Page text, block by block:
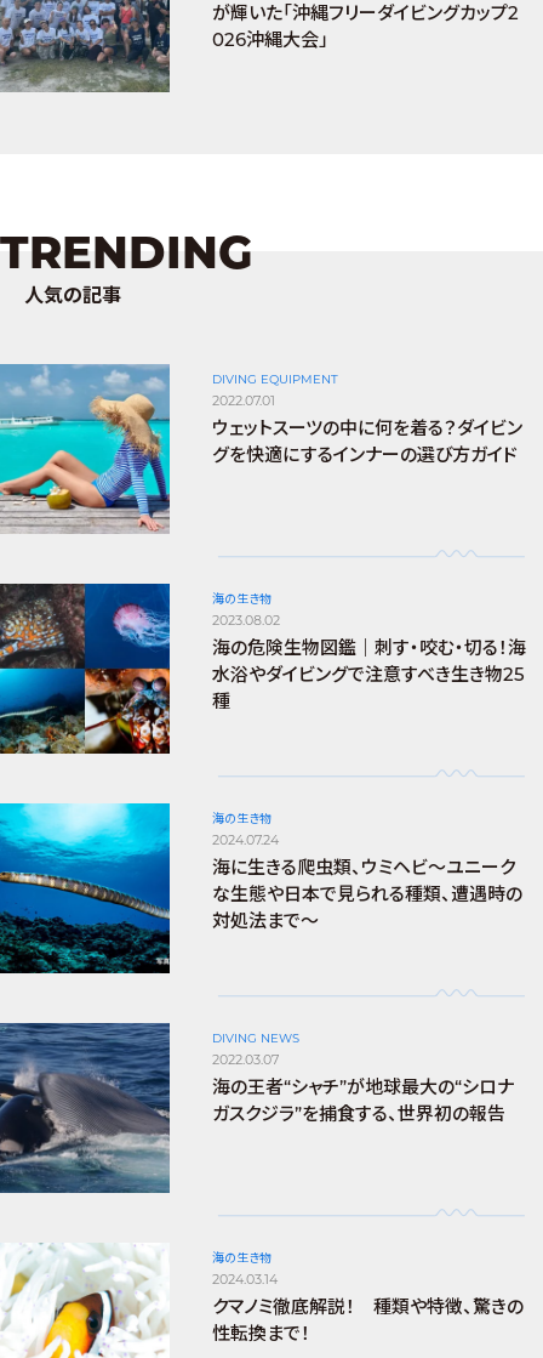
が輝いた「沖縄フリーダイビングカップ2
026沖縄大会」
TRENDING
人気の記事
DIVING EQUIPMENT
2022.07.01
ウェットスーツの中に何を着る？ダイビン
グを快適にするインナーの選び方ガイド
海の生き物
2023.08.02
海の危険生物図鑑｜刺す・咬む・切る！海
水浴やダイビングで注意すべき生き物25
種
海の生き物
2024.07.24
海に生きる爬虫類、ウミヘビ～ユニーク
な生態や日本で見られる種類、遭遇時の
対処法まで～
DIVING NEWS
2022.03.07
海の王者“シャチ”が地球最大の“シロナ
ガスクジラ”を捕食する、世界初の報告
海の生き物
2024.03.14
クマノミ徹底解説！ 種類や特徴、驚きの
性転換まで！